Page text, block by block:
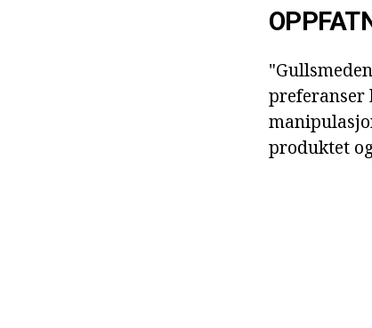
preferanser
produktet